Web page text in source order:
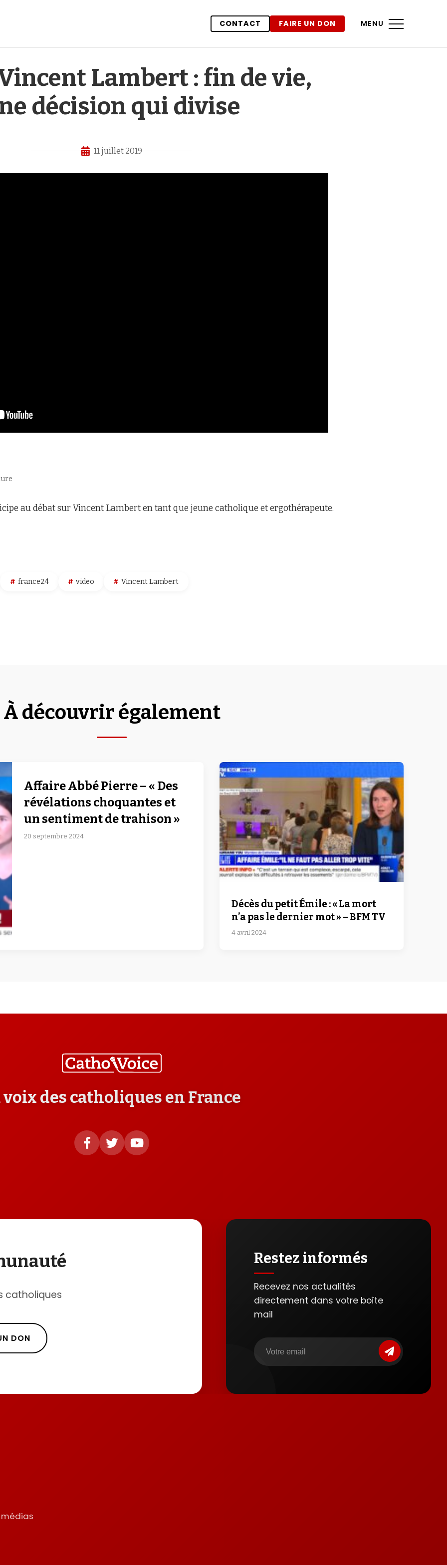
CONTACT FAIRE UN DON MENU
Lambert : fin de vie,
décision qui divise
11 juillet 2019
au débat sur Vincent Lambert en tant que jeune catholique et ergothérapeute.
france24 video Vincent Lambert
À découvrir également
Affaire Abbé Pierre – « Des
révélations choquantes et
un sentiment de trahison »
20 septembre 2024
Décès du petit Émile : « La mort
n’a pas le dernier mot » – BFM TV
4 avril 2024
voix des catholiques en France
catholiques
DON
Restez informés
Recevez nos actualités
directement dans votre boîte
mail
médias